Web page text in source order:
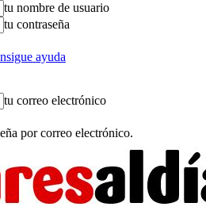
tu nombre de usuario
tu contraseña
ayuda
tu correo electrónico
por correo electrónico.